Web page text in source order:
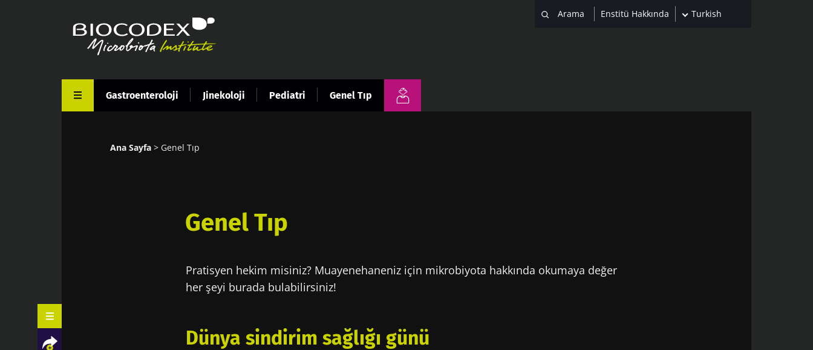
Enstitü Hakkında Turkish
Gastroenteroloji Jinekoloji Pediatri Genel Tıp
Ana Sayfa Genel Tıp
Genel Tıp
Pratisyen hekim misiniz? Muayenehaneniz için mikrobiyota hakkında okumaya değer
her şeyi burada bulabilirsiniz!
Dünya sindirim sağlığı günü